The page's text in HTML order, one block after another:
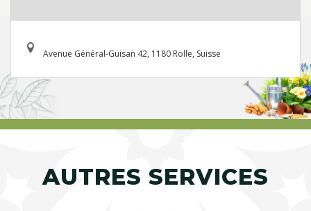
Avenue Général-Guisan 42, 1180 Rolle, Suisse
AUTRES SERVICES